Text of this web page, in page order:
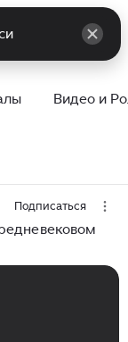
Видео и
Подписаться